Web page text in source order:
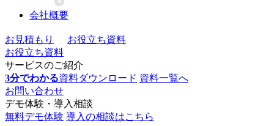
会社概要
お見積もり
お役立ち資料
お役立ち資料
サービスのご紹介
3分でわかる資料ダウンロード 資料一覧へ
お問い合わせ
デモ体験・導入相談
無料デモ体験 導入の相談はこちら